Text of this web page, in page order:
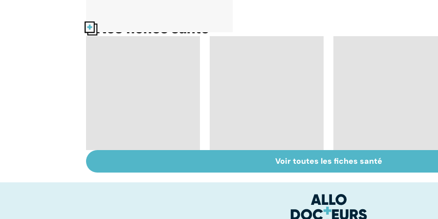
Nos fiches santé
kératite, uvéite :
Faire du sport à
domicile, c'est facile !
Presbytie : pourquoi
choisir de se faire
Voir toutes les fiches santé